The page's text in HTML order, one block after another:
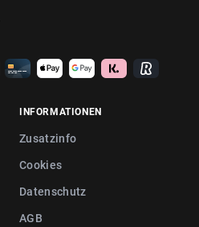
INFORMATIONEN
Zusatzinfo
Cookies
Datenschutz
AGB